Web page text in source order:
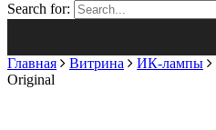
Search for:
Главная Витрина ИК-лампы
Original